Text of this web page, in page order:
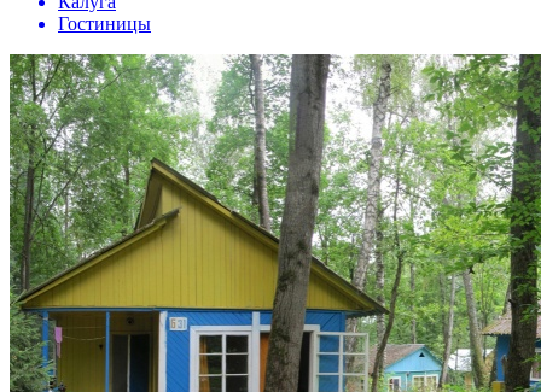
Гостиницы